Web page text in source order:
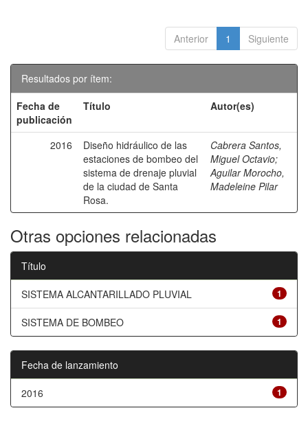
Anterior 1 Siguiente
Resultados por ítem:
Fecha de
publicación
Título Autor(es)
2016
Diseño hidráulico de las
estaciones de bombeo del
sistema de drenaje pluvial
de la ciudad de Santa
Rosa.
Cabrera Santos,
Miguel Octavio;
Aguilar Morocho,
Madeleine Pilar
Otras opciones relacionadas
Título
1
SISTEMA ALCANTARILLADO PLUVIAL
1
SISTEMA DE BOMBEO
Fecha de lanzamiento
1
2016